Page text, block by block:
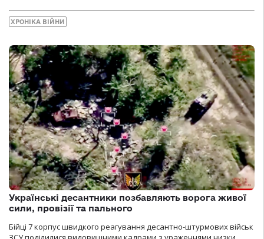
ХРОНІКА ВІЙНИ
Українські десантники позбавляють ворога живої
сили, провізії та пального
Бійці 7 корпус швидкого реагування десантно-штурмових військ